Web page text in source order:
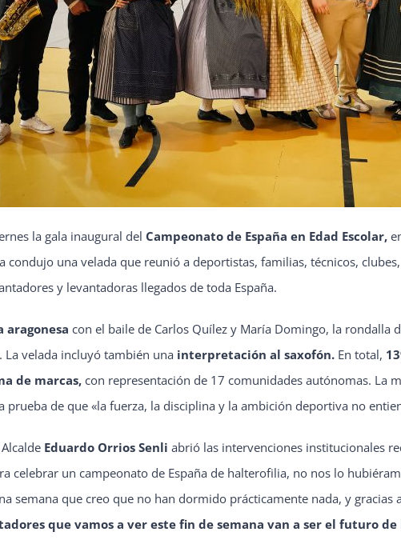
la gala inaugural del Campeonato de España en Edad Escolar,
condujo una velada que reunió a deportistas, familias, técnicos,
y levantadoras llegados de toda España.
aragonesa con el baile de Carlos Quílez y María Domingo, la rondalla
La velada incluyó también una interpretación al saxofón. En total,
de marcas, con representación de 17 comunidades autónomas. La
prueba de que «la fuerza, la disciplina y la ambición deportiva no
Eduardo Orrios Senli abrió las intervenciones institucionales
celebrar un campeonato de España de halterofilia, no nos lo
semana que creo que no han dormido prácticamente nada, y
que vamos a ver este fin de semana van a ser el futuro